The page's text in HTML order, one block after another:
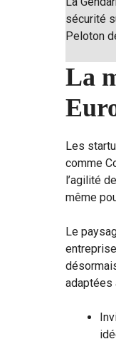
sécurité
Peloton
La
Les
comme
l’agilité
même
Le
adaptées